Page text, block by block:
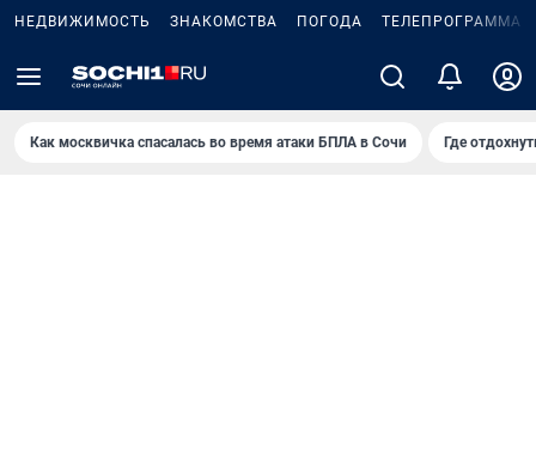
НЕДВИЖИМОСТЬ ЗНАКОМСТВА ПОГОДА ТЕЛЕПРОГРАММА
Как москвичка спасалась во время атаки БПЛА в Сочи Где